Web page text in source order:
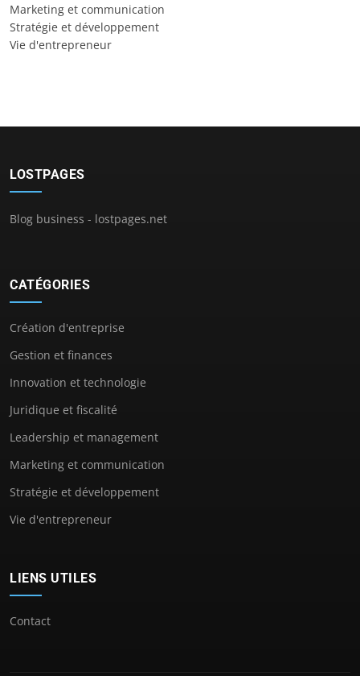
Marketing et communication
Stratégie et développement
Vie d'entrepreneur
LOSTPAGES
Blog business - lostpages.net
CATÉGORIES
Création d'entreprise
Gestion et finances
Innovation et technologie
Juridique et fiscalité
Leadership et management
Marketing et communication
Stratégie et développement
Vie d'entrepreneur
LIENS UTILES
Contact